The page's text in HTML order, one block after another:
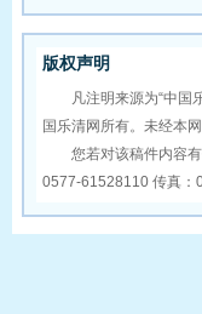
版权声明
凡注明来源为“中国乐
国乐清网所有。未经本
您若对该稿件内容有
0577-61528110 传真：